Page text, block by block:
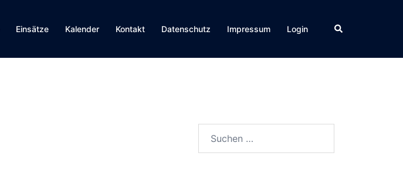
Einsätze Kalender Kontakt Datenschutz Impressum Login Suche